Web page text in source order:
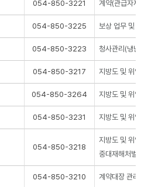
054-850-3221 계약(관급자
054-850-3225 보상 업무 및
054-850-3223 청사관리(냉
054-850-3217 지방도 및 위
054-850-3264 지방도 및 위
054-850-3231 지방도 및 위
054-850-3218
지방도 및 위
중대재해처벌
054-850-3210 계약대장 관